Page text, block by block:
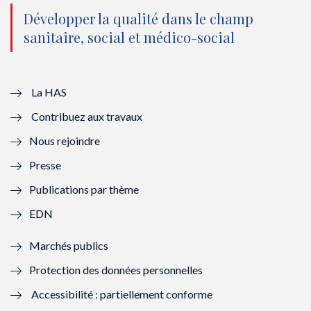
o
u
l
l
f
n
ê
t
n
o
e
e
n
ê
o
u
ê
t
n
o
ê
Développer la qualité dans le champ
sanitaire, social et médico-social
La HAS
Contribuez aux travaux
Nous rejoindre
Presse
Publications par thème
EDN
Marchés publics
Protection des données personnelles
Accessibilité : partiellement conforme